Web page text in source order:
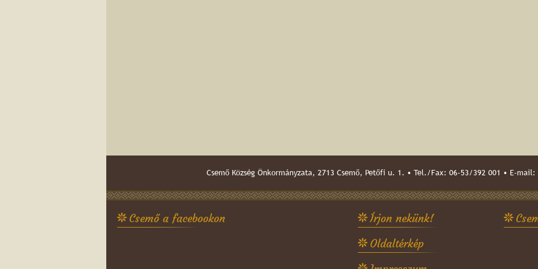
Csemő Község Önkormányzata, 2713 Csemő, Petőfi u. 1. • Tel./Fax: 06-53/392 001 • E-mail:
Csemő a facebookon
Írjon nekünk!
Oldaltérkép